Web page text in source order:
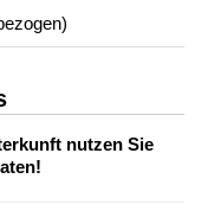
nutzen Sie